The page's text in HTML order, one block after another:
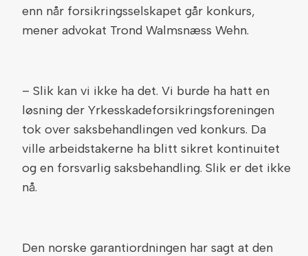
enn når forsikringsselskapet går konkurs,
mener advokat Trond Walmsnæss Wehn.
– Slik kan vi ikke ha det. Vi burde ha hatt en
løsning der Yrkesskadeforsikringsforeningen
tok over saksbehandlingen ved konkurs. Da
ville arbeidstakerne ha blitt sikret kontinuitet
og en forsvarlig saksbehandling. Slik er det ikke
nå.
Den norske garantiordningen har sagt at den